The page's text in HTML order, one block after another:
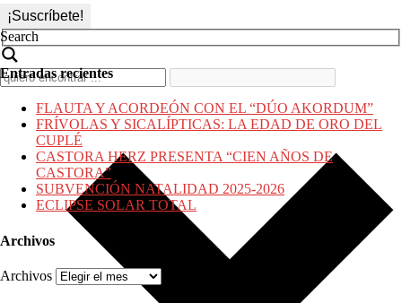
Search
Entradas recientes
FLAUTA Y ACORDEÓN CON EL “DÚO AKORDUM”
FRÍVOLAS Y SICALÍPTICAS: LA EDAD DE ORO DEL
CUPLÉ
CASTORA HERZ PRESENTA “CIEN AÑOS DE
CASTORA”
SUBVENCIÓN NATALIDAD 2025-2026
ECLIPSE SOLAR TOTAL
Archivos
Archivos